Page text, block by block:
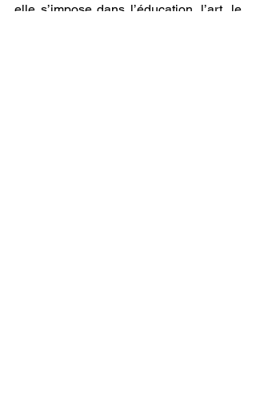
elle s’impose dans l’éducation, l’art, le